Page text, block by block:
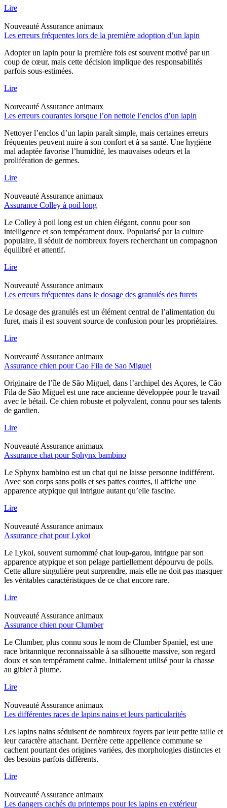
Lire
Nouveauté Assurance animaux
Les erreurs fréquentes lors de la première adoption d’un lapin
Adopter un lapin pour la première fois est souvent motivé par un
coup de cœur, mais cette décision implique des responsabilités
parfois sous-estimées.
Lire
Nouveauté Assurance animaux
Les erreurs courantes lorsque l’on nettoie l’enclos d’un lapin
Nettoyer l’enclos d’un lapin paraît simple, mais certaines erreurs
fréquentes peuvent nuire à son confort et à sa santé. Une hygiène
mal adaptée favorise l’humidité, les mauvaises odeurs et la
prolifération de germes.
Lire
Nouveauté Assurance animaux
Assurance Colley à poil long
Le Colley à poil long est un chien élégant, connu pour son
intelligence et son tempérament doux. Popularisé par la culture
populaire, il séduit de nombreux foyers recherchant un compagnon
équilibré et attentif.
Lire
Nouveauté Assurance animaux
Les erreurs fréquentes dans le dosage des granulés des furets
Le dosage des granulés est un élément central de l’alimentation du
furet, mais il est souvent source de confusion pour les propriétaires.
Lire
Nouveauté Assurance animaux
Assurance chien pour Cao Fila de Sao Miguel
Originaire de l’île de São Miguel, dans l’archipel des Açores, le Cão
Fila de São Miguel est une race ancienne développée pour le travail
avec le bétail. Ce chien robuste et polyvalent, connu pour ses talents
de gardien.
Lire
Nouveauté Assurance animaux
Assurance chat pour Sphynx bambino
Le Sphynx bambino est un chat qui ne laisse personne indifférent.
Avec son corps sans poils et ses pattes courtes, il affiche une
apparence atypique qui intrigue autant qu’elle fascine.
Lire
Nouveauté Assurance animaux
Assurance chat pour Lykoi
Le Lykoi, souvent surnommé chat loup-garou, intrigue par son
apparence atypique et son pelage partiellement dépourvu de poils.
Cette allure singulière peut surprendre, mais elle ne doit pas masquer
les véritables caractéristiques de ce chat encore rare.
Lire
Nouveauté Assurance animaux
Assurance chien pour Clumber
Le Clumber, plus connu sous le nom de Clumber Spaniel, est une
race britannique reconnaissable à sa silhouette massive, son regard
doux et son tempérament calme. Initialement utilisé pour la chasse
au gibier à plume.
Lire
Nouveauté Assurance animaux
Les différentes races de lapins nains et leurs particularités
Les lapins nains séduisent de nombreux foyers par leur petite taille et
leur caractère attachant. Derrière cette appellence commune se
cachent pourtant des origines variées, des morphologies distinctes et
des besoins parfois différents.
Lire
Nouveauté Assurance animaux
Les dangers cachés du printemps pour les lapins en extérieur